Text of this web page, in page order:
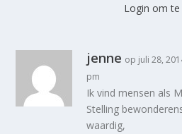
Login om te
jenne op juli 28,
pm
Ik vind mensen als
Stelling
waardig,